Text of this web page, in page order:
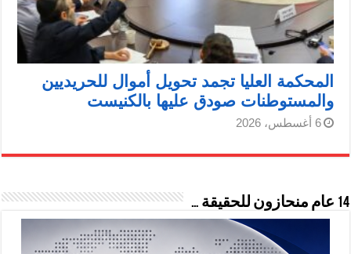
المحكمة العليا تجمد تحويل أموال للحريديين
والمستوطنات صودق عليها بالكنيست
6 أغسطس، 2026
14 عام منحازون للحقيقة …